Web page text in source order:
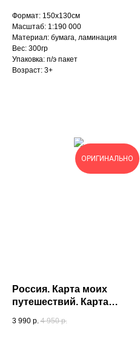
Формат: 150х130см
Масштаб: 1:190 000
Материал: бумага, ламинация
Вес: 300гр
Упаковка: п/э пакет
Возраст: 3+
ОРИГИНАЛЬНО
Россия. Карта моих
путешествий. Карта
специально для Вас. Карта
3 990 р. 4 950 р.